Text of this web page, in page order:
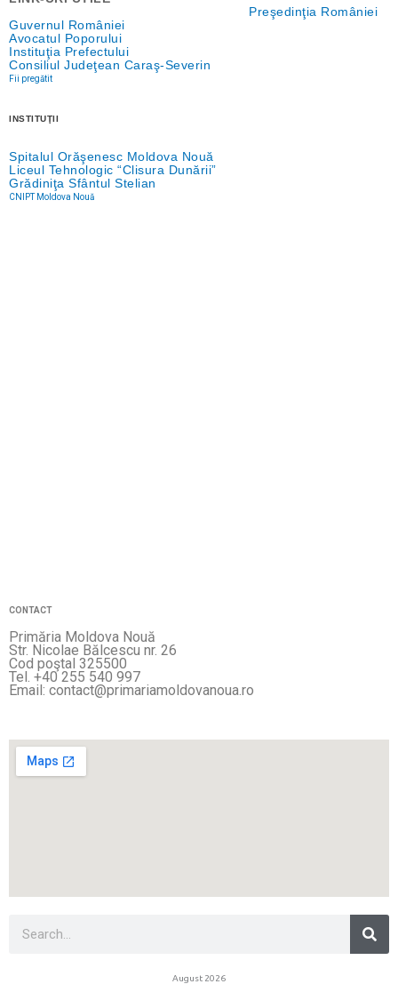
Preşedinţia României
Guvernul României
Avocatul Poporului
Instituţia Prefectului
Consiliul Judeţean Caraş-Severin
Fii pregătit
INSTITUŢII
Spitalul Orăşenesc Moldova Nouă
Liceul Tehnologic “Clisura Dunării”
Grădiniţa Sfântul Stelian
CNIPT Moldova Nouă
CONTACT
Primăria Moldova Nouă
Str. Nicolae Bălcescu nr. 26
Cod poştal 325500
Tel. +40 255 540 997
Email: contact@primariamoldovanoua.ro
August 2026